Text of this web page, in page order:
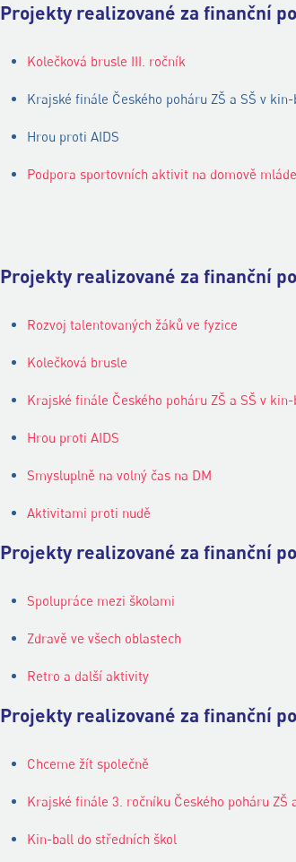
Projekty realizované za finanční
Kolečková brusle III. ročník
Krajské finále Českého poháru ZŠ a SŠ v
Hrou proti AIDS
Podpora sportovních aktivit na domově
Projekty realizované za finanční
Rozvoj talentovaných žáků ve fyzice
Kolečková brusle
Krajské finále Českého poháru ZŠ a SŠ v
Hrou proti AIDS
Smysluplně na volný čas na DM
Aktivitami proti nudě
Projekty realizované za finanční
Spolupráce mezi školami
Zdravě ve všech oblastech
Retro a další aktivity
Projekty realizované za finanční
Chceme žít společně
Krajské finále 3. ročníku Českého poháru ZŠ
Kin-ball do středních škol